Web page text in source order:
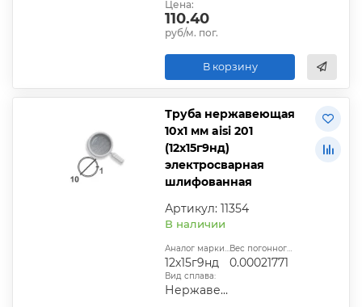
Цена:
110.40
руб/м. пог.
В корзину
Труба нержавеющая
10х1 мм aisi 201
(12х15г9нд)
электросварная
шлифованная
Артикул: 11354
В наличии
Аналог марки стали:
12х15г9нд
Вес погонного метра, т.:
0.00021771
Вид сплава:
Нержавеющая сталь